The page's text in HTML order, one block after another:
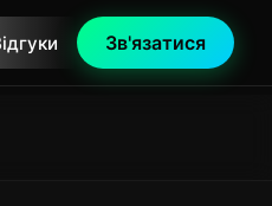
Зв'язатися